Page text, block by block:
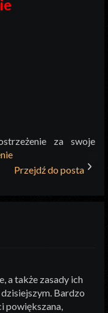
za swoje
Przejdź do posta
a także zasady ich
Bardzo
powiększana,